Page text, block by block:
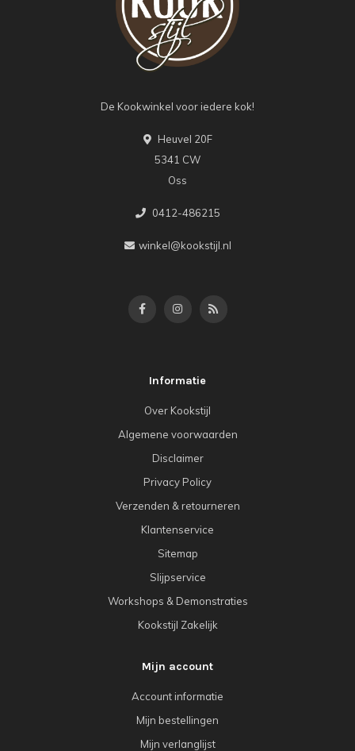
De Kookwinkel voor iedere kok!
Heuvel 20F
5341 CW
Oss
0412-486215
winkel@kookstijl.nl
Informatie
Over Kookstijl
Algemene voorwaarden
Disclaimer
Privacy Policy
Verzenden & retourneren
Klantenservice
Sitemap
Slijpservice
Workshops & Demonstraties
Kookstijl Zakelijk
Mijn account
Account informatie
Mijn bestellingen
Mijn verlanglijst